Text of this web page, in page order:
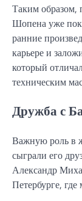
Таким образом,
Шопена уже
ранние
карьере и
который
техническим
Дружба с
Важную роль в
сыграли его
Александр
Петербурге,